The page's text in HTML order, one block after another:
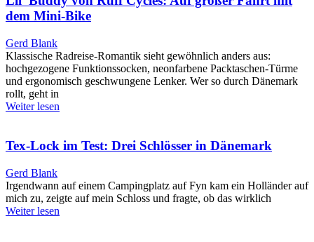
dem Mini-Bike
Gerd Blank
Klassische Radreise-Romantik sieht gewöhnlich anders aus:
hochgezogene Funktionssocken, neonfarbene Packtaschen-Türme
und ergonomisch geschwungene Lenker. Wer so durch Dänemark
rollt, geht in
Weiter lesen
Tex-Lock im Test: Drei Schlösser in Dänemark
Gerd Blank
Irgendwann auf einem Campingplatz auf Fyn kam ein Holländer auf
mich zu, zeigte auf mein Schloss und fragte, ob das wirklich
Weiter lesen